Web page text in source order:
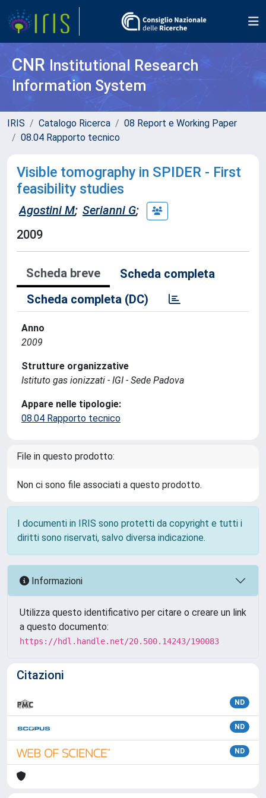
CNR Institutional Research
Information System
IRIS Catalogo Ricerca
08 Report e Working Paper
08.04 Rapporto tecnico
Visible tomography in SPIDER - First
feasibility studies
Agostini M; Serianni G;
2009
Scheda breve
Scheda completa
Scheda completa (DC)
Anno
2009
Strutture organizzative
Istituto gas ionizzati - IGI - Sede Padova
Appare nelle tipologie:
08.04 Rapporto tecnico
File in questo prodotto:
Non ci sono file associati a questo prodotto.
I documenti in IRIS sono protetti da copyright e tutti i
diritti sono riservati, salvo diversa indicazione.
Informazioni
Utilizza questo identificativo per citare o creare un link
a questo documento:
https://hdl.handle.net/20.500.14243/190083
Citazioni
ND
ND
ND